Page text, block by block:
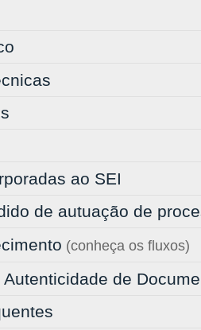
ao SEI
de autuação de
(conheça os fluxos)
de